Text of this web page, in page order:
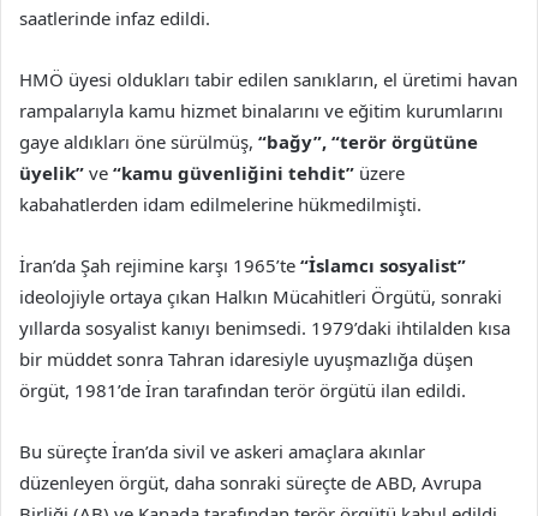
saatlerinde infaz edildi.
HMÖ üyesi oldukları tabir edilen sanıkların, el üretimi havan
rampalarıyla kamu hizmet binalarını ve eğitim kurumlarını
gaye aldıkları öne sürülmüş, “bağy”, “terör örgütüne
üyelik” ve “kamu güvenliğini tehdit” üzere
kabahatlerden idam edilmelerine hükmedilmişti.
İran’da Şah rejimine karşı 1965’te “İslamcı sosyalist”
ideolojiyle ortaya çıkan Halkın Mücahitleri Örgütü, sonraki
yıllarda sosyalist kanıyı benimsedi. 1979’daki ihtilalden kısa
bir müddet sonra Tahran idaresiyle uyuşmazlığa düşen
örgüt, 1981’de İran tarafından terör örgütü ilan edildi.
Bu süreçte İran’da sivil ve askeri amaçlara akınlar
düzenleyen örgüt, daha sonraki süreçte de ABD, Avrupa